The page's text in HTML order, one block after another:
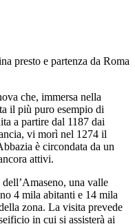
presto e partenza da Roma
che, immersa nella
il più puro esempio di
a partire dal 1187 dai
vi morì nel 1274 il
è circondata da un
attivi.
una valle
4 mila abitanti e 14 mila
zona. La visita prevede
in cui si assisterà ai